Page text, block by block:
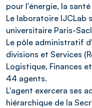
pour l'énergie, la
Le laboratoire IJCLab
universitaire Paris-
Le pôle administratif
divisions et Services
Logistique, Finances
44 agents.
L'agent exercera ses
hiérarchique de la